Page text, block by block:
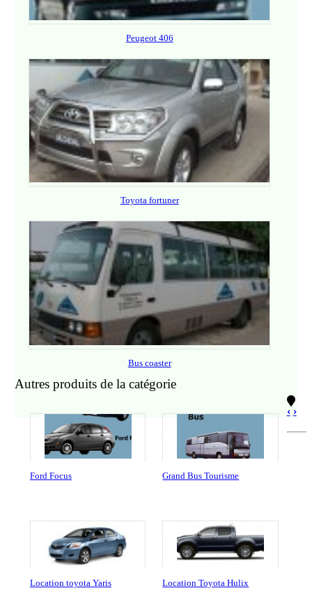
Peugeot 406
Toyota fortuner
Bus coaster
Autres produits de la catégorie
Ford Focus Grand Bus Tourisme
Location toyota Yaris Location Toyota Hulix
‹ ›